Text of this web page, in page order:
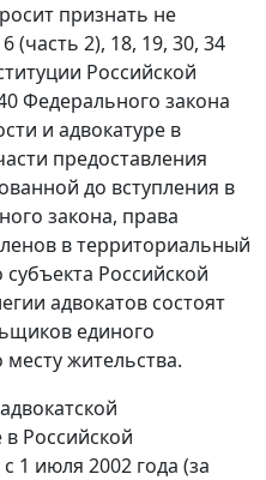
признать не
(часть 2), 18, 19, 30, 34
Российской
Федерального закона
и адвокатуре в
предоставления
до вступления в
закона, права
в территориальный
Российской
адвокатов состоят
единого
месту жительства.
в Российской
1 июля 2002 года (за